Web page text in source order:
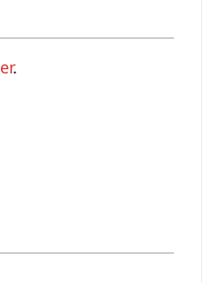
.